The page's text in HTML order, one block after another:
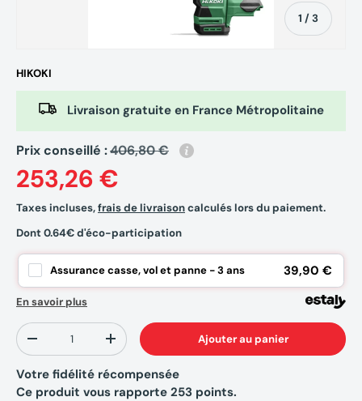
1 /de
3
HIKOKI
Livraison gratuite en France Métropolitaine
Prix conseillé :406,80 €
253,26 €
Taxes incluses,frais de livraisoncalculés lors du paiement.
Dont 0.64€ d'éco-participation
Assurance casse, vol et panne - 3 ans 39,90 €
En savoir plus
Qté
-
+ Ajouter au panier
Votre fidélité récompensée
Ce produit vous rapporte 253 points.